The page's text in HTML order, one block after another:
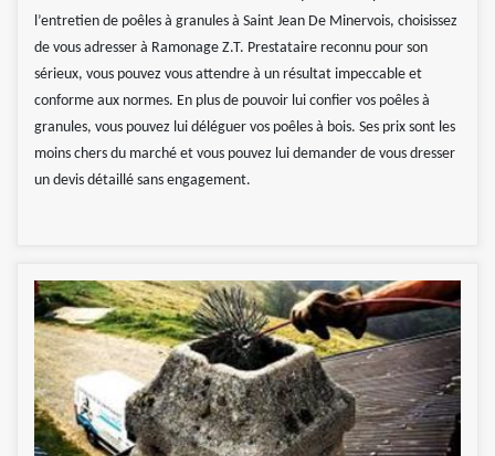
l’entretien de poêles à granules à Saint Jean De Minervois, choisissez
de vous adresser à Ramonage Z.T. Prestataire reconnu pour son
sérieux, vous pouvez vous attendre à un résultat impeccable et
conforme aux normes. En plus de pouvoir lui confier vos poêles à
granules, vous pouvez lui déléguer vos poêles à bois. Ses prix sont les
moins chers du marché et vous pouvez lui demander de vous dresser
un devis détaillé sans engagement.